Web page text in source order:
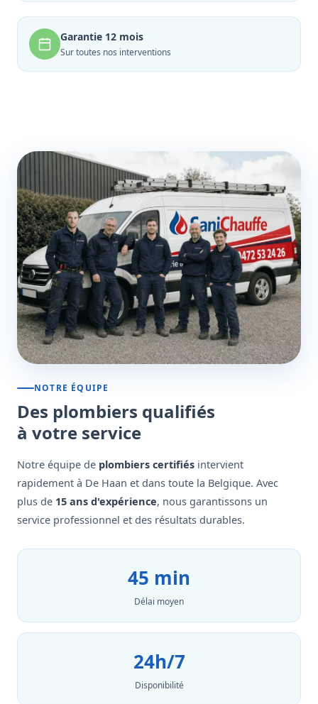
Garantie 12 mois
Sur toutes nos interventions
NOTRE ÉQUIPE
Des plombiers qualifiés
à votre service
Notre équipe de plombiers certifiés intervient
rapidement à De Haan et dans toute la Belgique. Avec
plus de 15 ans d'expérience, nous garantissons un
service professionnel et des résultats durables.
45 min
Délai moyen
24h/7
Disponibilité